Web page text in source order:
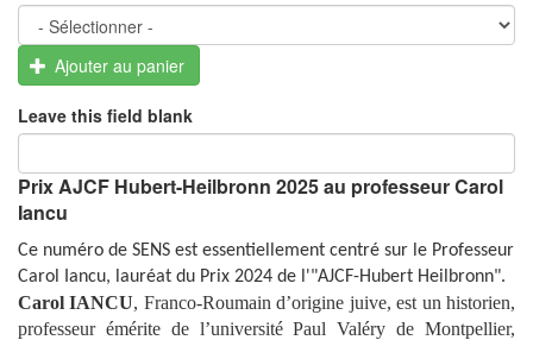
Ajouter au panier
Leave this field blank
Prix AJCF Hubert-Heilbronn 2025 au professeur Carol
Iancu
Ce numéro de SENS est essentiellement centré sur le Professeur
Carol Iancu, lauréat du Prix 2024 de l'"AJCF-Hubert Heilbronn".
Carol IANCU, Franco-Roumain d’origine juive, est un historien,
professeur émérite de l’université Paul Valéry de Montpellier,